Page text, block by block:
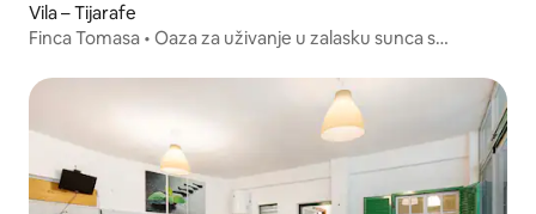
Vila – Tijarafe
Finca Tomasa • Oaza za uživanje u zalasku sunca s